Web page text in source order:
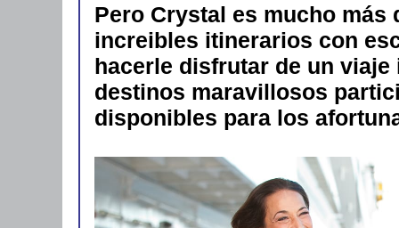
Pero Crystal es mucho
increibles itinerarios con
hacerle disfrutar de un
destinos maravillosos
disponibles para los